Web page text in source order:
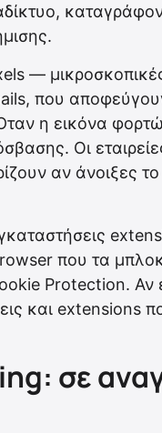
—
που
η εικόνα
Οι
αν άνοιξες
που τα
Protection. Αν
και extensions
σε